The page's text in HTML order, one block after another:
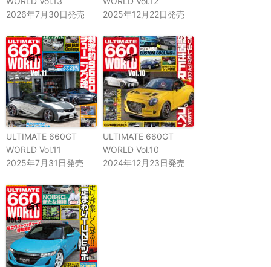
2026年7月30日発売
2025年12月22日発売
ULTIMATE 660GT
WORLD Vol.11
2025年7月31日発売
ULTIMATE 660GT
WORLD Vol.10
2024年12月23日発売